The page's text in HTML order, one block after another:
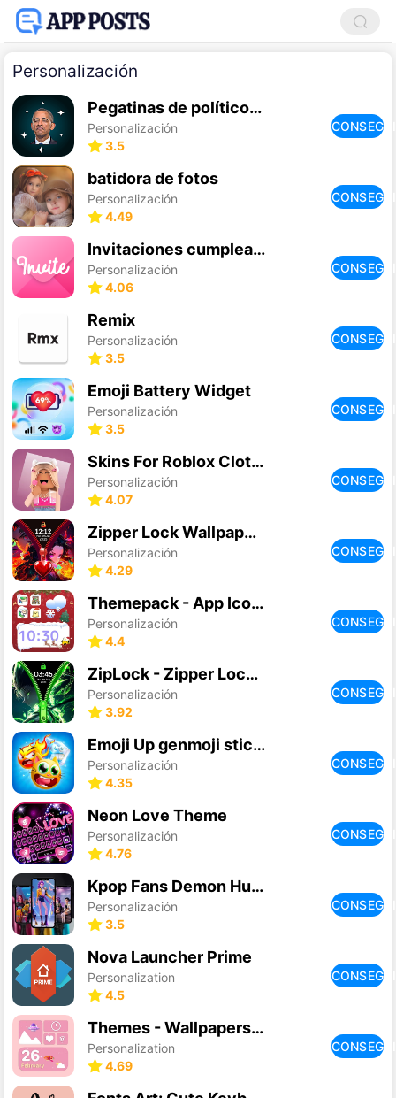
Personalización
Pegatinas de políticos para WA
Personalización
3.5
batidora de fotos
Personalización
4.49
Invitaciones cumpleaños
Personalización
4.06
Remix
Personalización
3.5
Emoji Battery Widget
Personalización
3.5
Skins For Roblox Clothes
Personalización
4.07
Zipper Lock Wallpapers Screen
Personalización
4.29
Themepack - App Icons, Widgets
Personalización
4.4
ZipLock - Zipper Lock Screen
Personalización
3.92
Emoji Up genmoji sticker maker
Personalización
4.35
Neon Love Theme
Personalización
4.76
Kpop Fans Demon Hunter Wallpap
Personalización
3.5
Nova Launcher Prime
Personalization
4.5
Themes - Wallpapers & Widgets
Personalization
4.69